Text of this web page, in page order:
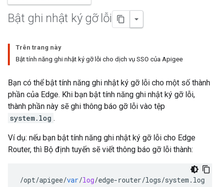
Bật ghi nhật ký gỡ lỗi
Trên trang này
Bật tính năng ghi nhật ký gỡ lỗi cho dịch vụ SSO của Apigee
Bạn có thể bật tính năng ghi nhật ký gỡ lỗi cho một số thành
phần của Edge. Khi bạn bật tính năng ghi nhật ký gỡ lỗi,
thành phần này sẽ ghi thông báo gỡ lỗi vào tệp
system.log .
Ví dụ: nếu bạn bật tính năng ghi nhật ký gỡ lỗi cho Edge
Router, thì Bộ định tuyến sẽ viết thông báo gỡ lỗi thành:
/opt/apigee/var/log/edge-router/logs/system . log